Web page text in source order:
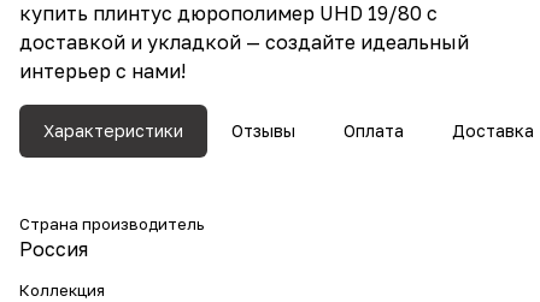
купить плинтус дюрополимер UHD 19/80 с
доставкой и укладкой — создайте идеальный
интерьер с нами!
Характеристики Отзывы Оплата Доставка
Страна производитель
Россия
Коллекция